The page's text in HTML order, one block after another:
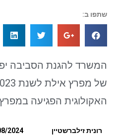
שתפו ב:
המשרד להגנת הסביבה
האקולוגית הפגיעה
רונית זילברשטיין | 16:56